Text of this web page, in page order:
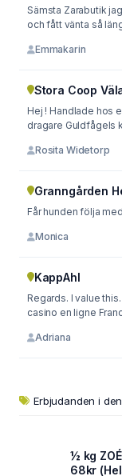
Sämsta Zarabutik
och fått vänta så
Emmakarin
Stora Coop
Hej ! Handlade hos
dragare Guldfågels
Rosita Widetorp
Granngården
Får hunden följa
Monica
KappAhl
Regards. I value
casino en ligne
Adriana
Erbjudanden i
½ kg
68kr